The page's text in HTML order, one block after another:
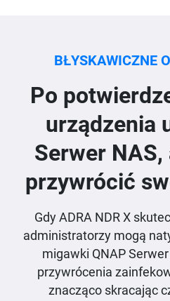
BŁYSKAWICZNE
Po
urządzenia
Serwer
przywrócić
Gdy ADRA NDR X
administratorzy mogą
migawki QNAP
przywrócenia
znacząco skracając